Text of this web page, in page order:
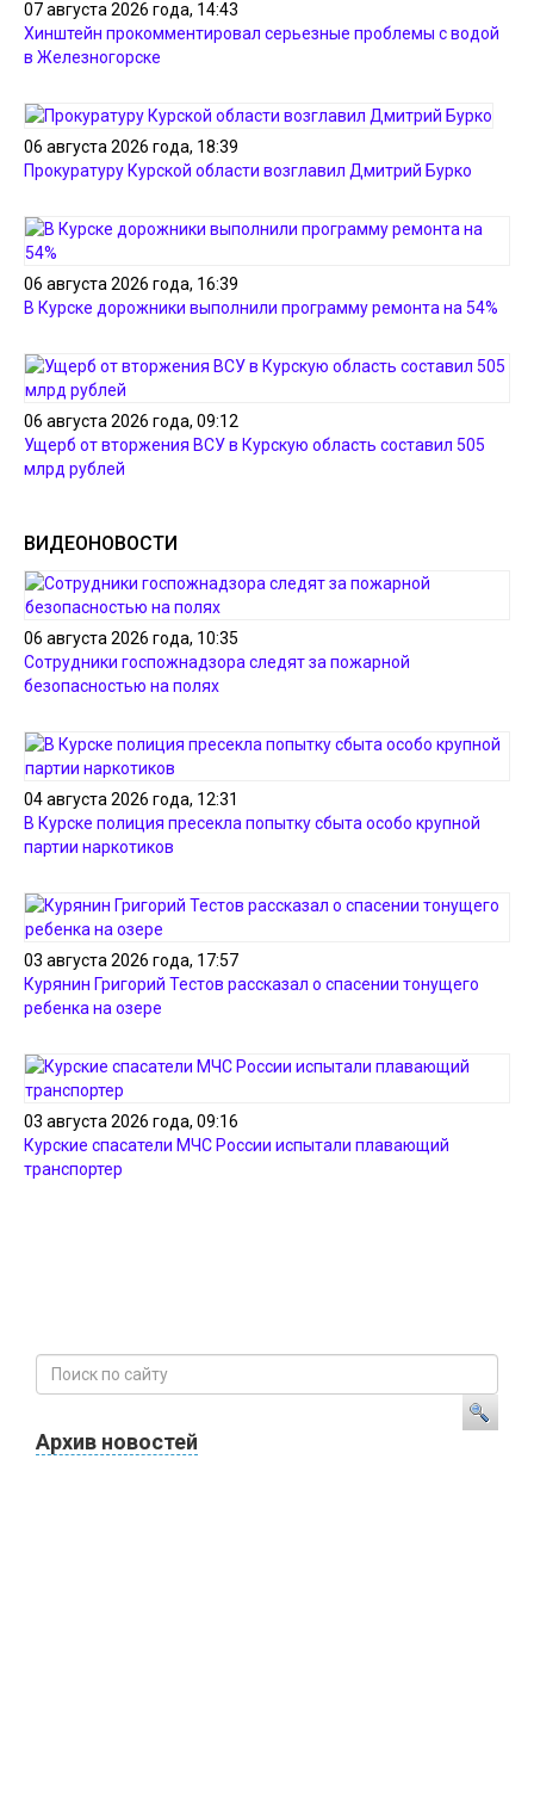
07 августа 2026 года, 14:43
Хинштейн прокомментировал серьезные проблемы с водой
в Железногорске
06 августа 2026 года, 18:39
Прокуратуру Курской области возглавил Дмитрий Бурко
06 августа 2026 года, 16:39
В Курске дорожники выполнили программу ремонта на 54%
06 августа 2026 года, 09:12
Ущерб от вторжения ВСУ в Курскую область составил 505
млрд рублей
ВИДЕОНОВОСТИ
06 августа 2026 года, 10:35
Сотрудники госпожнадзора следят за пожарной
безопасностью на полях
04 августа 2026 года, 12:31
В Курске полиция пресекла попытку сбыта особо крупной
партии наркотиков
03 августа 2026 года, 17:57
Курянин Григорий Тестов рассказал о спасении тонущего
ребенка на озере
03 августа 2026 года, 09:16
Курские спасатели МЧС России испытали плавающий
транспортер
Архив новостей